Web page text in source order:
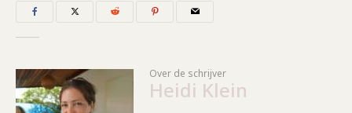
Over de schrijver
Heidi Klein